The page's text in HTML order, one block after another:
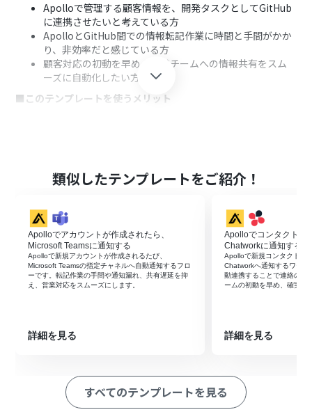
Apolloで管理する顧客情報を、開発タスクとしてGitHub
に連携させたいと考えている方
ApolloとGitHub間での情報転記作業に時間と手間がかか
り、非効率だと感じている方
顧客対応の初動を早め、開発チームへの情報共有をスム
ーズに自動化したい方
■このテンプレートを使うメリット
力ミスや重要な情報の共有漏れといったヒューマンエラ
ーを防ぎます
■フローボットの流れ
はじめに、ApolloとGitHubをYoomと連携します
次に、トリガーでApolloを選択し、「コンタクトが作成
されたら」というアクションを設定します
最後に、オペレーションでGitHubの「Issueを作成」アク
ションを設定し、Issueのタイトルや本文などにトリガー
ペレーション」：トリガー起動後、フロー内で処理を行うアク
GitHubでIssueを作成する際、リポジトリや担当者、ラベ
ルなどを任意の値に設定することが可能です
類似したテンプレートをご紹介！
Apolloでアカウントが作成されたら、
Microsoft Teamsに通知する
Apolloで新規アカウントが作成されるたび、
Microsoft Teamsの指定チャネルへ自動通知するフロ
ーです。転記作業の手間や通知漏れ、共有遅延を抑
え、営業対応をスムーズにします。
詳細を見る
Apolloでコンタクトが
Chatworkに通知する
Apolloで新規コンタクトが
Chatworkへ通知するワー
動連携することで連絡の遅
ームの初動を早め、確実な
詳細を見る
すべてのテンプレートを見る